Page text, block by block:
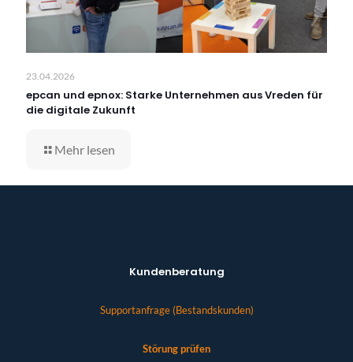
23.04.2026
epcan und epnox: Starke Unternehmen aus Vreden für
die digitale Zukunft
Mehr lesen
Kundenberatung
Supportanfrage (Bestandskunden)
Störung prüfen